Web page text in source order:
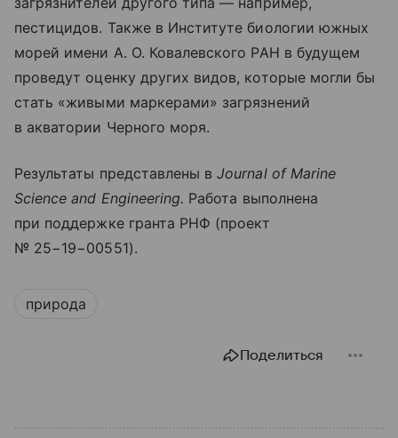
пестицидов. Также в Институте биологии южных
морей имени А. О. Ковалевского РАН в будущем
проведут оценку других видов, которые могли бы
стать «живыми маркерами» загрязнений
в акватории Черного моря.
Результаты представлены вJournal of Marine
Science and Engineering. Работа выполнена
при поддержке гранта РНФ (проект
№ 25−19−00551).
природа
Поделиться